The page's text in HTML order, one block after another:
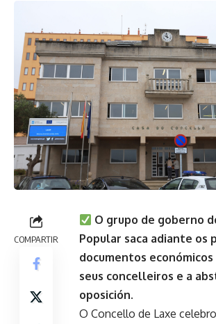
COMPARTIR
O grupo de goberno
Popular saca adiante os
documentos económicos
seus concelleiros e a
oposición.
O Concello de Laxe